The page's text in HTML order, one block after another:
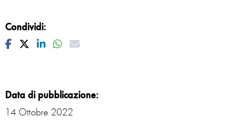
Condividi:
Facebook
TwitterLinkedinWhatsapp
Mail
Data di pubblicazione:
14 Ottobre 2022